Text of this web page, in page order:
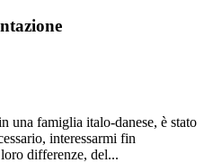
una famiglia italo-danese, è stato
interessarmi fin
differenze, del...